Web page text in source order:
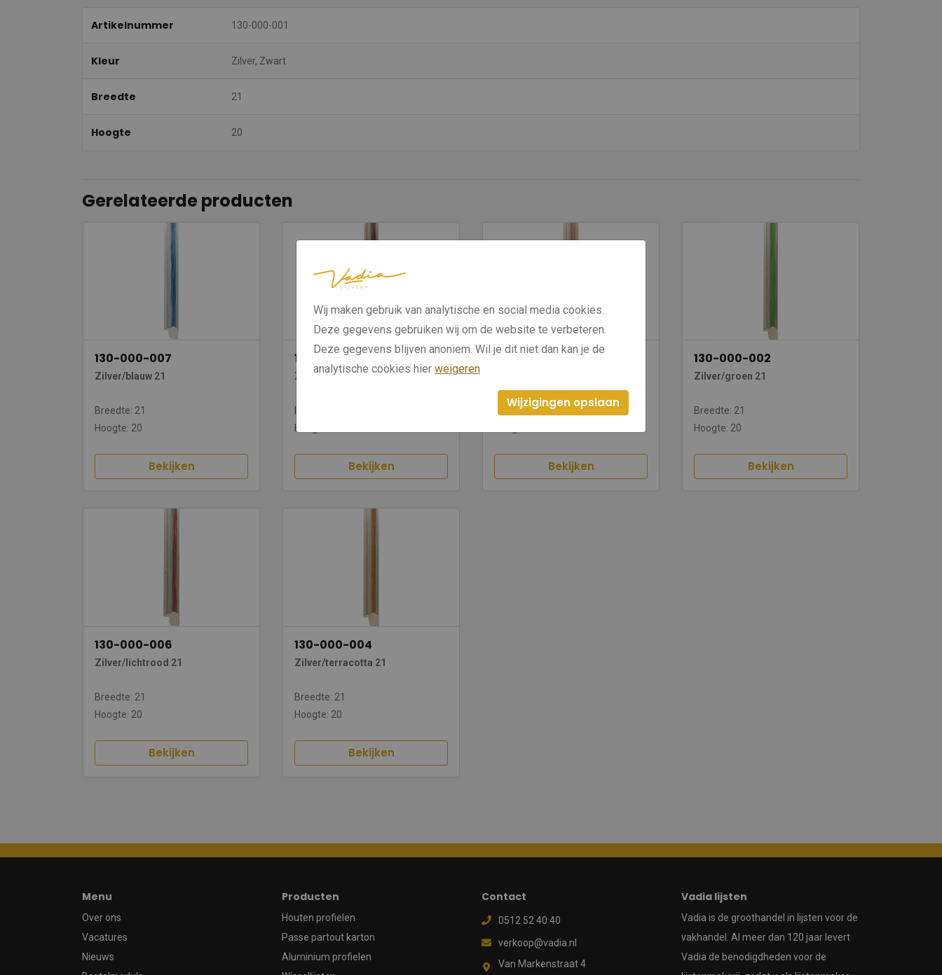
Artikelnummer 130-000-001
Kleur Zilver, Zwart
Breedte 21
Hoogte 20
Gerelateerde producten
130-000-007
Zilver/blauw 21
Breedte: 21
Hoogte: 20
Bekijken
130-000-005
Zilver/donkerrood 21
Breedte: 21
Hoogte: 20
Bekijken
130-000-003
Breedte: 21
Bekijken
130-000-002
Zilver/groen 21
Breedte: 21
Hoogte: 20
Bekijken
130-000-006
Zilver/lichtrood 21
Breedte: 21
Hoogte: 20
Bekijken
130-000-004
Zilver/terracotta 21
Breedte: 21
Hoogte: 20
Bekijken
Menu
Over ons
Vacatures
Nieuws
Producten
Houten profielen
Passe partout karton
Aluminium profielen
Contact
0512 52 40 40
verkoop@vadia.nl
Van Markenstraat 4
Vadia lijsten
Vadia is de groothandel in lijsten voor de
vakhandel. Al meer dan 120 jaar levert
Vadia de benodigdheden voor de
Wij maken gebruik van analytische en social media cookies.
Deze gegevens gebruiken wij om de website te verbeteren.
Deze gegevens blijven anoniem. Wil je dit niet dan kan je de
analytische cookies hier weigeren
Wijzigingen opslaan